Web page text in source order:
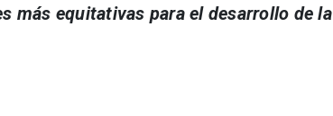
más equitativas para el desarrollo de la